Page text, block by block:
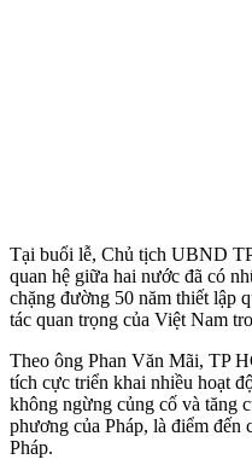
Tại buổi lễ, Chủ tịch UBND
quan hệ giữa hai nước đã có
chặng đường 50 năm thiết lập
tác quan trọng của Việt Nam
Theo ông Phan Văn Mãi, TP
tích cực triển khai nhiều hoạt
không ngừng củng cố và tăng
phương của Pháp, là điểm đến
Pháp.